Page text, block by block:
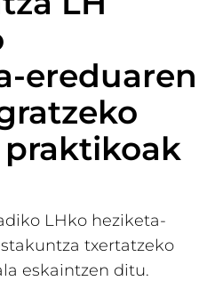
ereduaren
LHko heziketa-
txertatzeko
eskaintzen ditu.